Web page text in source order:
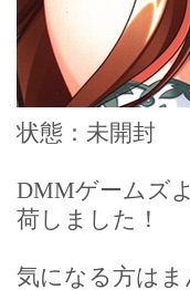
状態：未開封
DMMゲームズ
荷しました！
気になる方は